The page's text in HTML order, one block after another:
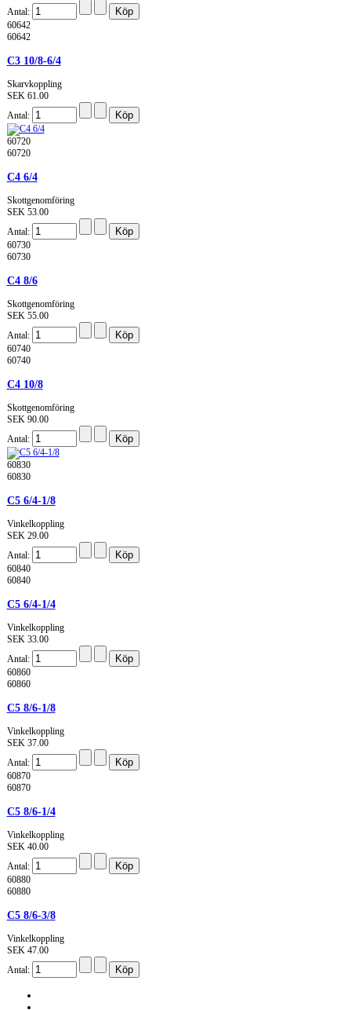
Antal:
60642
60642
C3 10/8-6/4
Skarvkoppling
SEK 61.00
Antal:
60720
60720
C4 6/4
Skottgenomföring
SEK 53.00
Antal:
60730
60730
C4 8/6
Skottgenomföring
SEK 55.00
Antal:
60740
60740
C4 10/8
Skottgenomföring
SEK 90.00
Antal:
60830
60830
C5 6/4-1/8
Vinkelkoppling
SEK 29.00
Antal:
60840
60840
C5 6/4-1/4
Vinkelkoppling
SEK 33.00
Antal:
60860
60860
C5 8/6-1/8
Vinkelkoppling
SEK 37.00
Antal:
60870
60870
C5 8/6-1/4
Vinkelkoppling
SEK 40.00
Antal:
60880
60880
C5 8/6-3/8
Vinkelkoppling
SEK 47.00
Antal: